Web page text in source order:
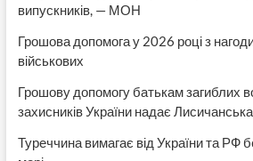
випускників, — МОН
Грошова допомога у 2026 році з
військових
Грошову допомогу батькам загиблих
захисників України надає
Туреччина вимагає від України та РФ